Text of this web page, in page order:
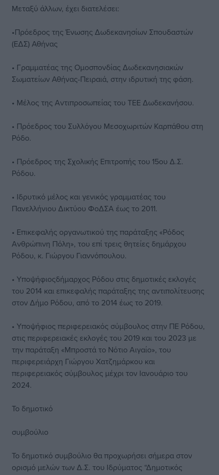
Μεταξύ άλλων, έχει διατελέσει:
•Πρόεδρος της Ένωσης Δωδεκανησίων Σπουδαστών
(ΕΔΣ) Αθήνας
• Γραμματέας της Ομοσπονδίας Δωδεκανησιακών
Σωματείων Αθήνας-Πειραιά, στην ιδρυτική της φάση.
• Μέλος της Αντιπροσωπείας του ΤΕΕ Δωδεκανήσου.
• Πρόεδρος του Συλλόγου Μεσοχωριτών Καρπάθου στη
Ρόδο.
• Πρόεδρος της Σχολικής Επιτροπής του 15ου Δ.Σ.
Ρόδου.
• Ιδρυτικό μέλος και γενικός γραμματέας του
Πανελλήνιου Δικτύου ΦοΔΣΑ έως το 2011.
• Επικεφαλής οργανωτικού της παράταξης «Ρόδος
Ανθρώπινη Πόλη», του επί τρεις θητείες δημάρχου
Ρόδου, κ. Γιώργου Γιαννόπουλου.
• Υποψήφιοςδήμαρχος Ρόδου στις δημοτικές εκλογές
του 2014 και επικεφαλής παράταξης της αντιπολίτευσης
στον Δήμο Ρόδου, από το 2014 έως το 2019.
• Υποψήφιος περιφερειακός σύμβουλος στην ΠΕ Ρόδου,
στις περιφερειακές εκλογές του 2019 και του 2023 με
την παράταξη «Μπροστά το Νότιο Αιγαίο», του
περιφερειάρχη Γιώργου Χατζημάρκου και
περιφερειακός σύμβουλος μέχρι τον Ιανουάριο του
2024.
Το δημοτικό
συμβούλιο
To δημοτικό συμβούλιο θα προχωρήσει σήμερα στον
ορισμό μελών των Δ.Σ. του Ιδρύματος “Δημοτικός